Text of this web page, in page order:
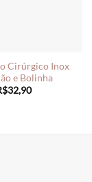
Cirúrgico Inox
e Bolinha
32,90